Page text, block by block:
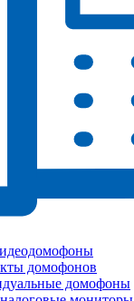
домофонов
домофоны